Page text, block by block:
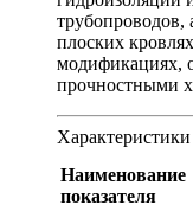
трубопроводов,
плоских
модификациях,
прочностными
Наименование
показателя